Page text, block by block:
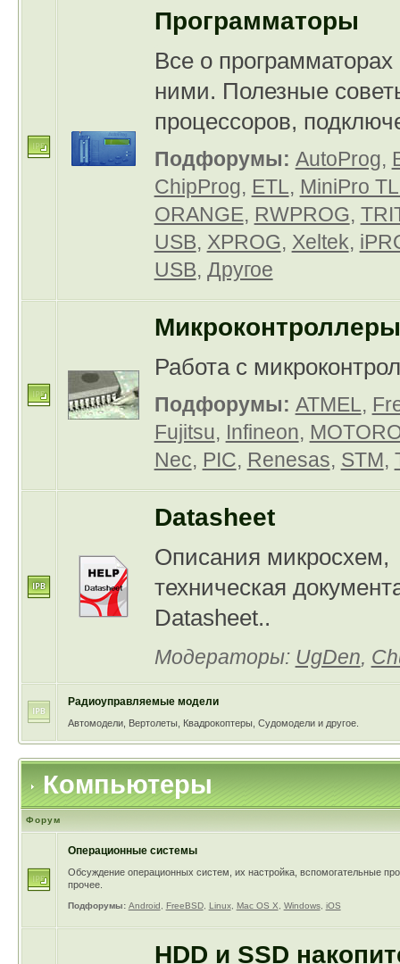
Программаторы
Все о программаторах
ними. Полезные
процессоров,
Подфорумы: AutoProg,
ChipProg, ETL, MiniPro
ORANGE, RWPROG,
USB, XPROG, Xeltek,
USB, Другое
Микроконтроллеры
Работа с
Подфорумы: ATMEL,
Fujitsu, Infineon,
Nec, PIC, Renesas, STM,
Datasheet
Описания микросхем,
техническая
Datasheet..
Модераторы: UgDen,
Радиоуправляемые модели
Автомодели, Вертолеты, Квадрокоптеры, Судомодели и другое.
Компьютеры
Форум
Операционные системы
Обсуждение операционных систем, их настройка, вспомогательные
прочее.
Подфорумы: Android FreeBSD, Linux, Mac OS X Windows, iOS
HDD и SSD